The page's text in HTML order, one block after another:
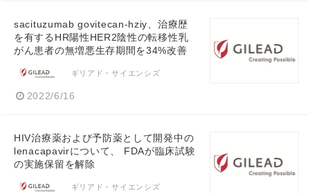
sacituzumab govitecan-hziy、治療歴
を有するHR陽性HER2陰性の転移性乳
がん患者の無増悪生存期間を34%改善
ギリアド・サイエンシズ
2022/6/16
HIV治療薬および予防薬として開発中の
lenacapavirについて、 FDAが臨床試験
の実施保留を解除
ギリアド・サイエンシズ